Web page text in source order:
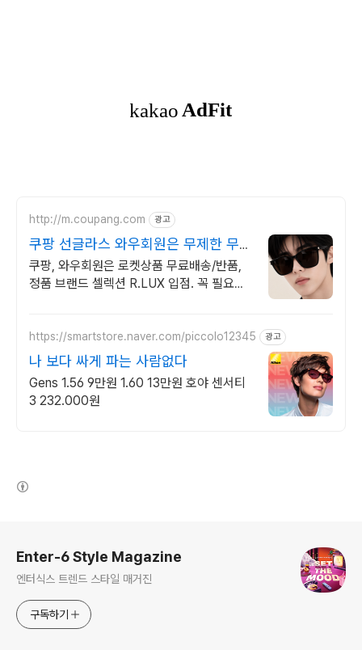
http://m.coupang.com 광고
쿠팡 선글라스 와우회원은 무제한 무료
배송
쿠팡, 와우회원은 로켓상품 무료배송/반품,
정품 브랜드 셀렉션 R.LUX 입점. 꼭 필요한
https://smartstore.naver.com/piccolo12345 광고
나 보다 싸게 파는 사람없다
Gens 1.56 9만원 1.60 13만원 호야 센서티
3 232.000원
Enter-6 Style Magazine
엔터식스 트렌드 스타일 매거진
구독하기